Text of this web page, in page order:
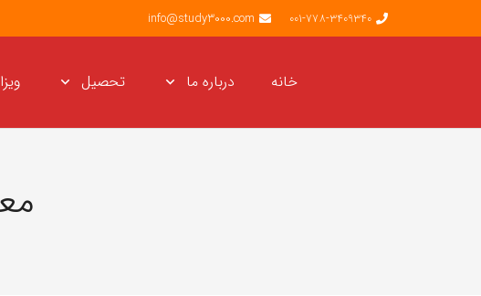
001-778-3409340
info@study3000.com
خانه درباره ما تحصیل ویزا